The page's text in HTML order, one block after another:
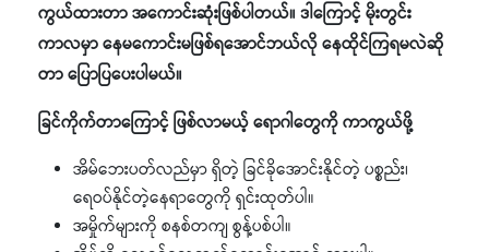
ကွယ်ထားတာ အကောင်းဆုံးဖြစ်ပါတယ်။ ဒါကြောင့် မိုးတွင်း
ကာလမှာ နေမကောင်းမဖြစ်ရအောင်ဘယ်လို နေထိုင်ကြရမလဲဆို
တာ ပြောပြပေးပါမယ်။
ခြင်ကိုက်တာကြောင့် ဖြစ်လာမယ့် ရောဂါတွေကို ကာကွယ်ဖို့
အိမ်ဘေးပတ်လည်မှာ ရှိတဲ့ ခြင်ခိုအောင်းနိုင်တဲ့ ပစ္စည်း၊
ရေဝပ်နိုင်တဲ့နေရာတွေကို ရှင်းထုတ်ပါ။
အမှိုက်များကို စနစ်တကျ စွန့်ပစ်ပါ။